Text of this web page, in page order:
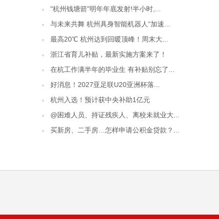
"杭州钱塘箭"明年年底发射!半小时,...
与未来共舞 杭州具身智能机器人“加速...
最高20℃ 杭州达到回暖顶峰！周末大...
浙江省育儿补贴，最新实施方案来了！
在杭工作满半年的毕业生 有补贴别忘了...
好消息！2027亚足联U20亚洲杯落...
杭州入选！预计获中央补助1亿元
@困难人员、持证残疾人、离校未就业大...
买新房、二手房…怎样申请公积金贷款？...